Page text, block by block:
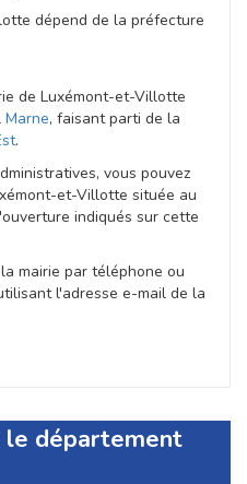
dépend de la préfecture
de Luxémont-et-Villotte
Marne, faisant parti de la
.
vous pouvez
et-Villotte située au
indiqués sur cette
mairie par téléphone ou
l'adresse e-mail de la
le département